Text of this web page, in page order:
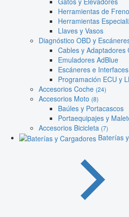
Herramientas de
Herramientas
Llaves y Vasos
Diagnóstico OBD y
Cables y Adaptadores
Emuladores AdBlue
Escáneres e
Programación ECU y
Accesorios Coche (24)
Accesorios Moto (8)
Baúles y Portacascos
Portaequipajes y
Accesorios Bicicleta (7)
Baterías